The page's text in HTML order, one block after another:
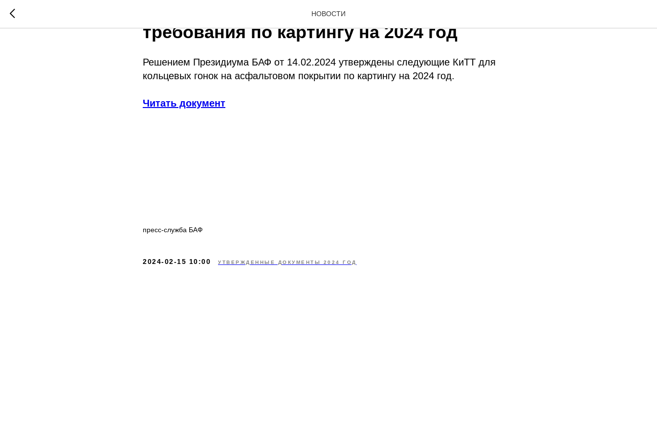
НОВОСТИ
Классификационные и технические
требования по картингу на 2024 год
Решением Президиума БАФ от 14.02.2024 утверждены следующие КиТТ для
кольцевых гонок на асфальтовом покрытии по картингу на 2024 год.
Читать документ
пресс-служба БАФ
2024-02-15 10:00 УТВЕРЖДЕННЫЕ ДОКУМЕНТЫ 2024 ГОД